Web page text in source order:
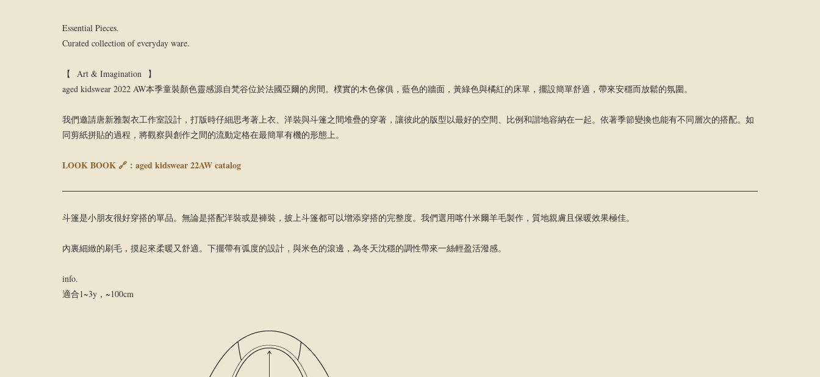
Essential Pieces.
Curated collection of everyday ware.
【 Art & Imagination 】
aged kidswear 2022 AW本季童裝顏色靈感源自梵谷位於法國亞爾的房間。樸實的木色傢俱，藍色的牆面，黃綠色與橘紅的床單，擺設簡單舒適，帶來安穩而放鬆的氛圍。
我們邀請唐新雅製衣工作室設計，打版時仔細思考著上衣、洋裝與斗篷之間堆疊的穿著，讓彼此的版型以最好的空間、比例和諧地容納在一起。依著季節變換也能有不同層次的搭配。如
同剪紙拼貼的過程，將觀察與創作之間的流動定格在最簡單有機的形態上。
LOOK BOOK 🔗： aged kidswear 22AW catalog
斗篷是小朋友很好穿搭的單品。無論是搭配洋裝或是褲裝，披上斗篷都可以增添穿搭的完整度。我們選用喀什米爾羊毛製作，質地親膚且保暖效果極佳。
內裏細緻的刷毛，摸起來柔暖又舒適。下擺帶有弧度的設計，與米色的滾邊，為冬天沈穩的調性帶來一絲輕盈活潑感。
info.
適合1~3y，~100cm